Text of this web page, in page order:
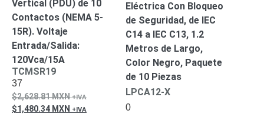
MotorizadoOcultas
-
PinholePTZ
Analógicas
- TurboHD
/ CVI
Drones,
Vertical (PDU) de 10
Contactos (NEMA 5-
15R). Voltaje
Entrada/Salida:
120Vca/15A
TCMSR19
37
2,628.81MXN
1,480.34 MXN
Eléctrica Con Bloqueo
de Seguridad, de IEC
C14 a IEC C13, 1.2
Metros de Largo,
Color Negro, Paquete
de 10 Piezas
LPCA12-X
0